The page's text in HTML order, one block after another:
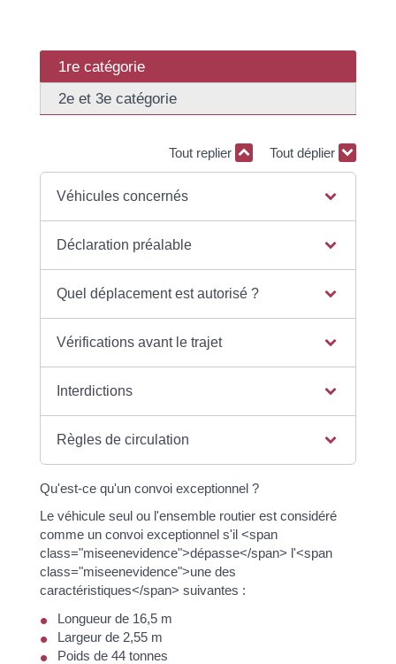
1re catégorie
2e et 3e catégorie
Tout replier Tout déplier
Véhicules concernés
Déclaration préalable
Quel déplacement est autorisé ?
Vérifications avant le trajet
Interdictions
Règles de circulation
Qu'est-ce qu'un convoi exceptionnel ?
Le véhicule seul ou l'ensemble routier est considéré
comme un convoi exceptionnel s'il <span
class="miseenevidence">dépasse</span> l'<span
class="miseenevidence">une des
caractéristiques</span> suivantes :
Longueur de 16,5 m
Largeur de 2,55 m
Poids de 44 tonnes